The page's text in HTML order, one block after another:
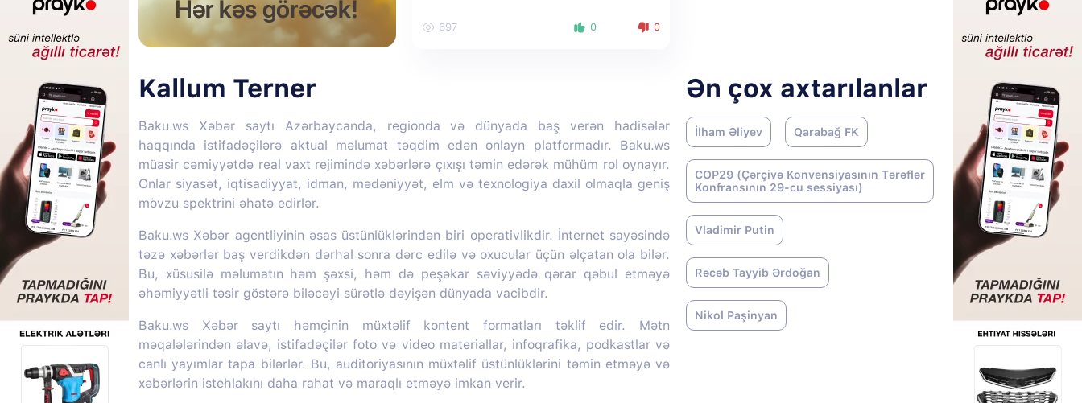
697 0 0
Kallum Terner
Baku.ws Xəbər saytı Azərbaycanda, regionda və dünyada baş verən hadisələr
haqqında istifadəçilərə aktual məlumat təqdim edən onlayn platformadır. Baku.ws
müasir cəmiyyətdə real vaxt rejimində xəbərlərə çıxışı təmin edərək mühüm rol oynayır.
Onlar siyasət, iqtisadiyyat, idman, mədəniyyət, elm və texnologiya daxil olmaqla geniş
mövzu spektrini əhatə edirlər.
Baku.ws Xəbər agentliyinin əsas üstünlüklərindən biri operativlikdir. İnternet sayəsində
təzə xəbərlər baş verdikdən dərhal sonra dərc edilə və oxucular üçün əlçatan ola bilər.
Bu, xüsusilə məlumatın həm şəxsi, həm də peşəkar səviyyədə qərar qəbul etməyə
əhəmiyyətli təsir göstərə biləcəyi sürətlə dəyişən dünyada vacibdir.
Baku.ws Xəbər saytı həmçinin müxtəlif kontent formatları təklif edir. Mətn
məqalələrindən əlavə, istifadəçilər foto və video materiallar, infoqrafika, podkastlar və
canlı yayımlar tapa bilərlər. Bu, auditoriyasının müxtəlif üstünlüklərini təmin etməyə və
xəbərlərin istehlakını daha rahat və maraqlı etməyə imkan verir.
Ən çox axtarılanlar
İlham Əliyev Qarabağ FK
COP29 (Çərçivə Konvensiyasının Tərəflər
Konfransının 29-cu sessiyası)
Vladimir Putin
Rəcəb Tayyib Ərdoğan
Nikol Paşinyan